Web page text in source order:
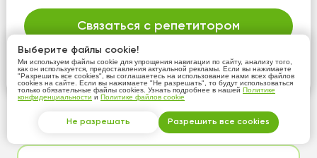
Связаться с репетитором
это бесплатно
Подробнее
Найдено анкет репетиторов
Выберите файлы cookie!
Ми используем файлы cookie для упрощения навигации по сайту, анализу того,
как он используется, предоставления актуальной рекламы. Если вы нажимаете
"Разрешить все cookies", вы соглашаетесь на использование нами всех файлов
cookies на сайте. Если вы нажимаете "Не разрешать", то будут использоваться
только обязательные файлы cookies. Узнать подробнее в нашей Политике
конфиденциальности и Политике файлов cookie
Разрешить все cookies
Не разрешать